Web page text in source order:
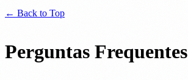
← Back to Top
Perguntas Frequentes